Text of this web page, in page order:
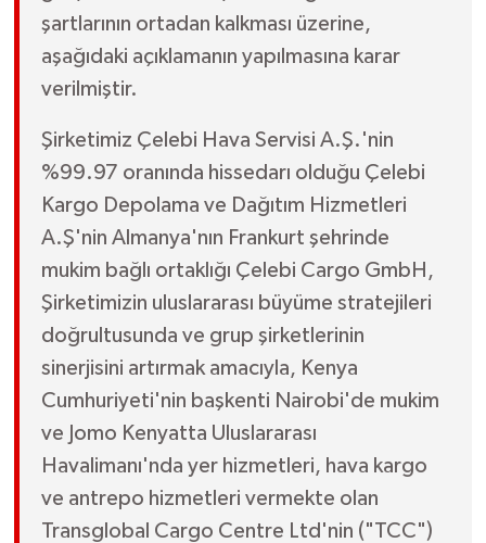
şartlarının ortadan kalkması üzerine,
aşağıdaki açıklamanın yapılmasına karar
verilmiştir.
Şirketimiz Çelebi Hava Servisi A.Ş.'nin
%99.97 oranında hissedarı olduğu Çelebi
Kargo Depolama ve Dağıtım Hizmetleri
A.Ş'nin Almanya'nın Frankurt şehrinde
mukim bağlı ortaklığı Çelebi Cargo GmbH,
Şirketimizin uluslararası büyüme stratejileri
doğrultusunda ve grup şirketlerinin
sinerjisini artırmak amacıyla, Kenya
Cumhuriyeti'nin başkenti Nairobi'de mukim
ve Jomo Kenyatta Uluslararası
Havalimanı'nda yer hizmetleri, hava kargo
ve antrepo hizmetleri vermekte olan
Transglobal Cargo Centre Ltd'nin ("TCC")